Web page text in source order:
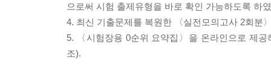
으로써 시험 출제유형을 바로 확인 가능하도록 하
4. 최신 기출문제를 복원한 〈실전모의고사 2회분
5. 〈시험장용 0순위 요약집〉을 온라인으로 제
조).